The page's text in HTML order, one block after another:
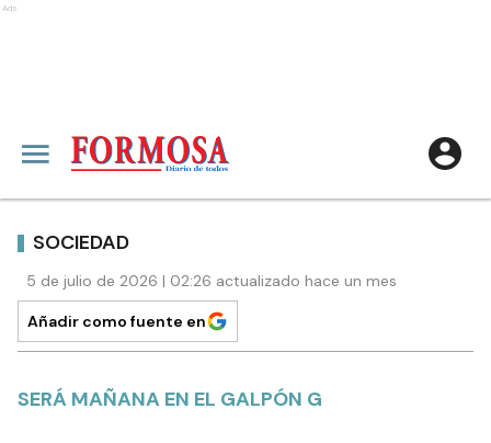
Ads
SOCIEDAD
5 de julio de 2026 | 02:26 actualizado hace un mes
Añadir como fuente en
SERÁ MAÑANA EN EL GALPÓN G